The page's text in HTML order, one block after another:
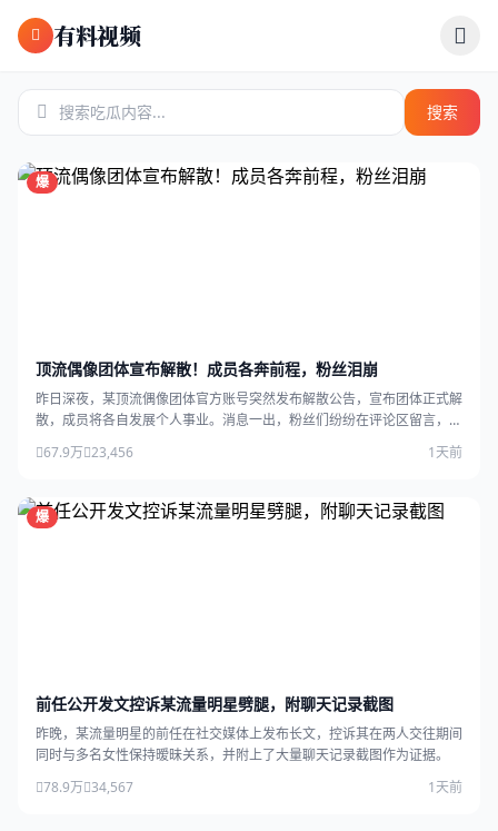
跳过导航
有料视频
搜索
爆
顶流偶像团体宣布解散！成员各奔前程，粉丝泪崩
昨日深夜，某顶流偶像团体官方账号突然发布解散公告，宣布团体正式解
散，成员将各自发展个人事业。消息一出，粉丝们纷纷在评论区留言，场
67.9万 23,456 1天前
爆
前任公开发文控诉某流量明星劈腿，附聊天记录截图
昨晚，某流量明星的前任在社交媒体上发布长文，控诉其在两人交往期间
同时与多名女性保持暧昧关系，并附上了大量聊天记录截图作为证据。
78.9万 34,567 1天前